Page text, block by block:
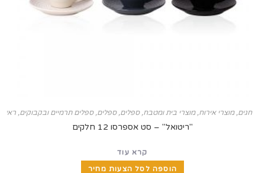
אירוח,מוצרי בית ומטבח,ספלים,ספלים, ספלים תרמיים ובקבוקים,ראש השנה
"ריטואל" – סט אספרסו 12 חלקים
הוספה לסל הצעות מחיר